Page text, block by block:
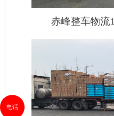
赤峰整车物流
电话